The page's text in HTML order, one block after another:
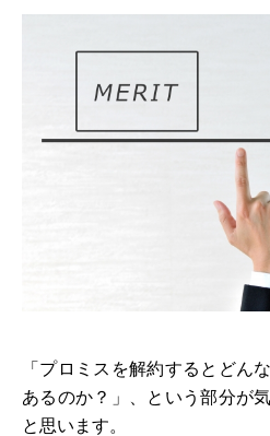
「プロミスを解約するとどん
あるのか？」、という部分が
と思います。